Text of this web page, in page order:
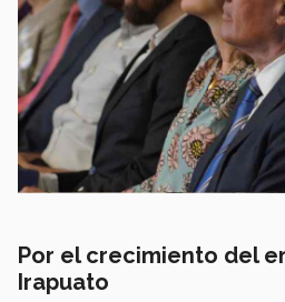
Por el crecimiento del
Irapuato